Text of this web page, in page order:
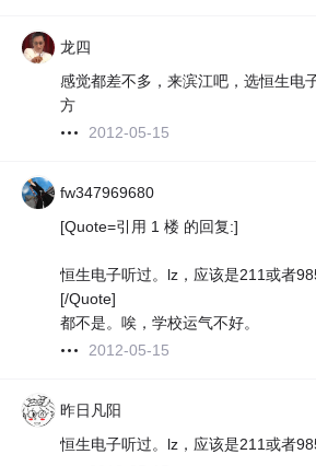
龙四
感觉都差不多，来滨江吧，选恒生电
方
2012-05-15
fw347969680
[Quote=引用 1 楼 的回复:]
恒生电子听过。lz，应该是211或者
[/Quote]
都不是。唉，学校运气不好。
2012-05-15
昨日凡阳
恒生电子听过。lz，应该是211或者